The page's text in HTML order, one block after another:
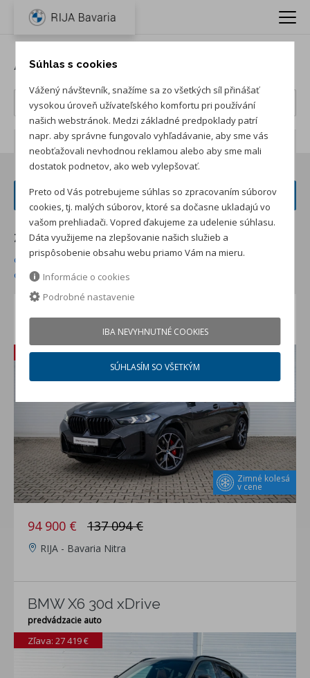
Autá BMW X6
Počet záznamov:
FILTER VOZIDIEL
Zoradiť podľa:
od najnižšej ceny skladom
od najvyššej ceny skladom
od najvyššej zľavy
od najnižšej ceny
BMW X6 30d xDrive
BMW Premium Selection (rok 2025, 14500 km)
Zimné kolesá
v cene
Zľava: 42 194 €
94 900 € 137 094 €
RIJA - Bavaria Nitra
BMW X6 30d xDrive
predvádzacie auto
Zľava: 27 419 €
Súhlas s cookies
Vážený návštevník, snažíme sa zo všetkých síl přinášať
vysokou úroveň užívateľského komfortu pri používání
našich webstránok. Medzi základné predpoklady patrí
napr. aby správne fungovalo vyhľadávanie, aby sme vás
neobťažovali nevhodnou reklamou alebo aby sme mali
dostatok podnetov, ako web vylepšovať.
Preto od Vás potrebujeme súhlas so zpracovaním súborov
cookies, tj. malých súborov, ktoré sa dočasne ukladajú vo
vašom prehliadači. Vopred ďakujeme za udelenie súhlasu.
Dáta využijeme na zlepšovanie našich služieb a
prispôsobenie obsahu webu priamo Vám na mieru.
Informácie o cookies
Podrobné nastavenie
IBA NEVYHNUTNÉ COOKIES
SÚHLASÍM SO VŠETKÝM